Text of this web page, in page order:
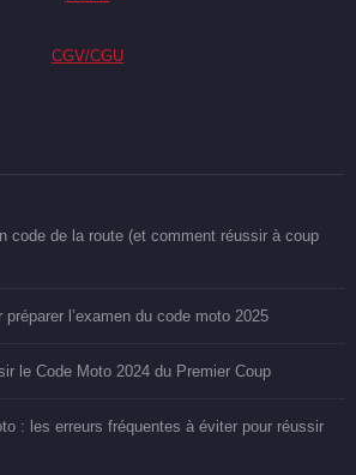
CGV/CGU
code de la route (et comment réussir à coup
préparer l’examen du code moto 2025
le Code Moto 2024 du Premier Coup
: les erreurs fréquentes à éviter pour réussir